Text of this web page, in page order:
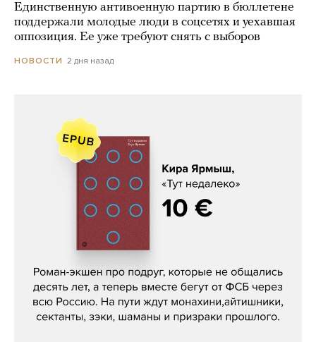
Единственную антивоенную партию в бюллетене
поддержали молодые люди в соцсетях и уехавшая
оппозиция. Ее уже требуют снять с выборов
НОВОСТИ 2 дня назад
Кира Ярмыш, «Тут недалеко»